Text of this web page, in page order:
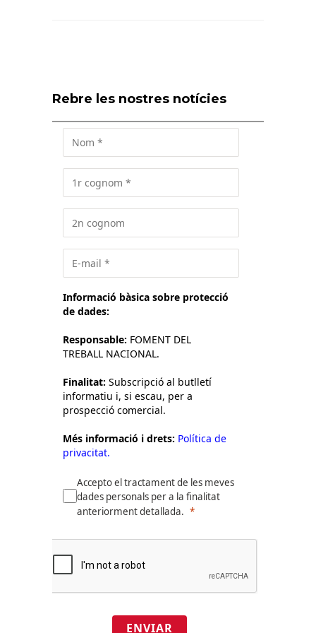
Rebre les nostres notícies
Informació bàsica sobre protecció
de dades:
Responsable: FOMENT DEL
TREBALL NACIONAL.
Finalitat: Subscripció al butlletí
informatiu i, si escau, per a
prospecció comercial.
Més informació i drets: Política de
privacitat.
Accepto el tractament de les meves
dades personals per a la finalitat
anteriorment detallada.
ENVIAR